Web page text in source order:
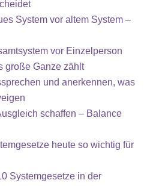
System vor altem System –
vor Einzelperson
große Ganze zählt
und anerkennen, was
schaffen – Balance
heute so wichtig für
Systemgesetze in der